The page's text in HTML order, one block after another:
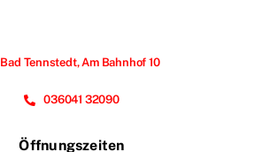
Bad Tennstedt, Am Bahnhof 10
036041 32090
Öffnungszeiten